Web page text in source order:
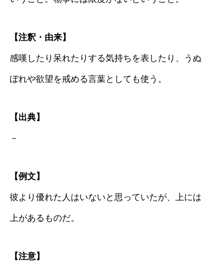
【注釈・由来】
感嘆したり呆れたりする気持ちを表したり、うぬ
ぼれや欲望を戒める言葉としても使う。
【出典】
－
【例文】
彼より優れた人はいないと思っていたが、上には
上があるものだ。
【注意】